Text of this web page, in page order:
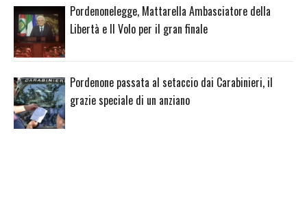
Pordenonelegge, Mattarella Ambasciatore della
Libertà e Il Volo per il gran finale
Pordenone passata al setaccio dai Carabinieri, il
grazie speciale di un anziano